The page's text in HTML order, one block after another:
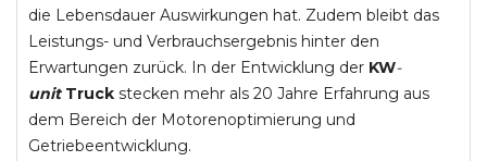
die Lebensdauer Auswirkungen hat. Zudem bleibt das
Leistungs- und Verbrauchsergebnis hinter den
Erwartungen zurück. In der Entwicklung der KW-
unit Truck stecken mehr als 20 Jahre Erfahrung aus
dem Bereich der Motorenoptimierung und
Getriebeentwicklung.